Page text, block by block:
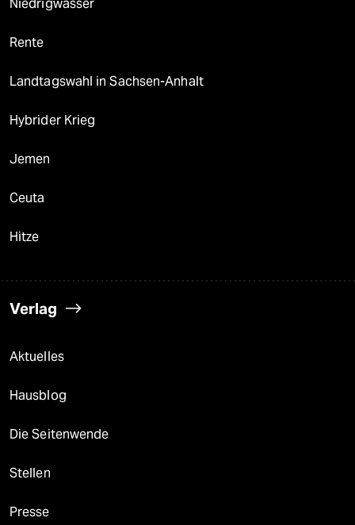
Niedrigwasser
Rente
Landtagswahl in Sachsen-Anhalt
Hybrider Krieg
Jemen
Ceuta
Hitze
Verlag
Aktuelles
Hausblog
Die Seitenwende
Stellen
Presse